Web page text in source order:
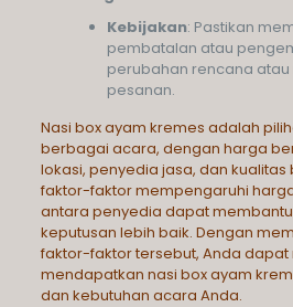
Kebijakan: Pastikan
pembatalan atau
perubahan rencana
pesanan.
Nasi box ayam kremes adalah
berbagai acara, dengan harga
lokasi, penyedia jasa, dan
faktor-faktor mempengaruhi
antara penyedia dapat
keputusan lebih baik. Dengan
faktor-faktor tersebut, Anda dapat
mendapatkan nasi box ayam
dan kebutuhan acara Anda.